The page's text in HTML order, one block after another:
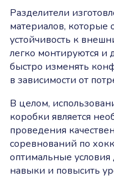
Разделители
материалов, которые
устойчивость к
легко монтируются и
быстро изменять
в зависимости от
В целом,
коробки является
проведения
соревнований по
оптимальные условия
навыки и повысить